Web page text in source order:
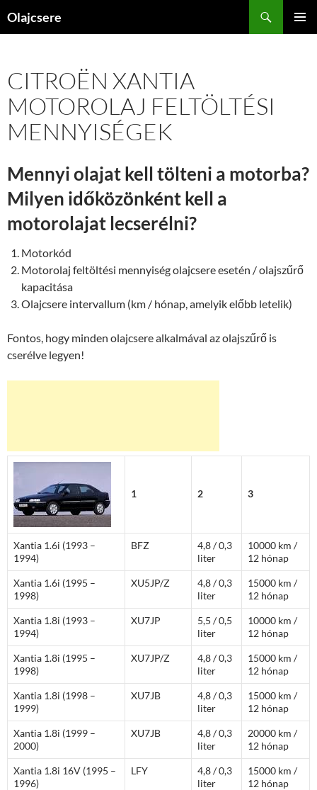
Olajcsere
CITROËN XANTIA
MOTOROLAJ FELTÖLTÉSI
MENNYISÉGEK
Mennyi olajat kell tölteni a motorba?
Milyen időközönként kell a
motorolajat lecserélni?
Motorkód
Motorolaj feltöltési mennyiség olajcsere esetén / olajszűrő
kapacitása
Olajcsere intervallum (km / hónap, amelyik előbb letelik)
Fontos, hogy minden olajcsere alkalmával az olajszűrő is
cserélve legyen!
1 2 3
Xantia 1.6i (1993 –
1994)
BFZ
4,8 / 0,3
liter
10000 km /
12 hónap
Xantia 1.6i (1995 –
1998)
XU5JP/Z
4,8 / 0,3
liter
15000 km /
12 hónap
Xantia 1.8i (1993 –
1994)
XU7JP
5,5 / 0,5
liter
10000 km /
12 hónap
Xantia 1.8i (1995 –
1998)
XU7JP/Z
4,8 / 0,3
liter
15000 km /
12 hónap
Xantia 1.8i (1998 –
1999)
XU7JB
4,8 / 0,3
liter
15000 km /
12 hónap
Xantia 1.8i (1999 –
2000)
XU7JB
4,8 / 0,3
liter
20000 km /
12 hónap
Xantia 1.8i 16V (1995 –
1996)
LFY
4,8 / 0,3
liter
15000 km /
12 hónap